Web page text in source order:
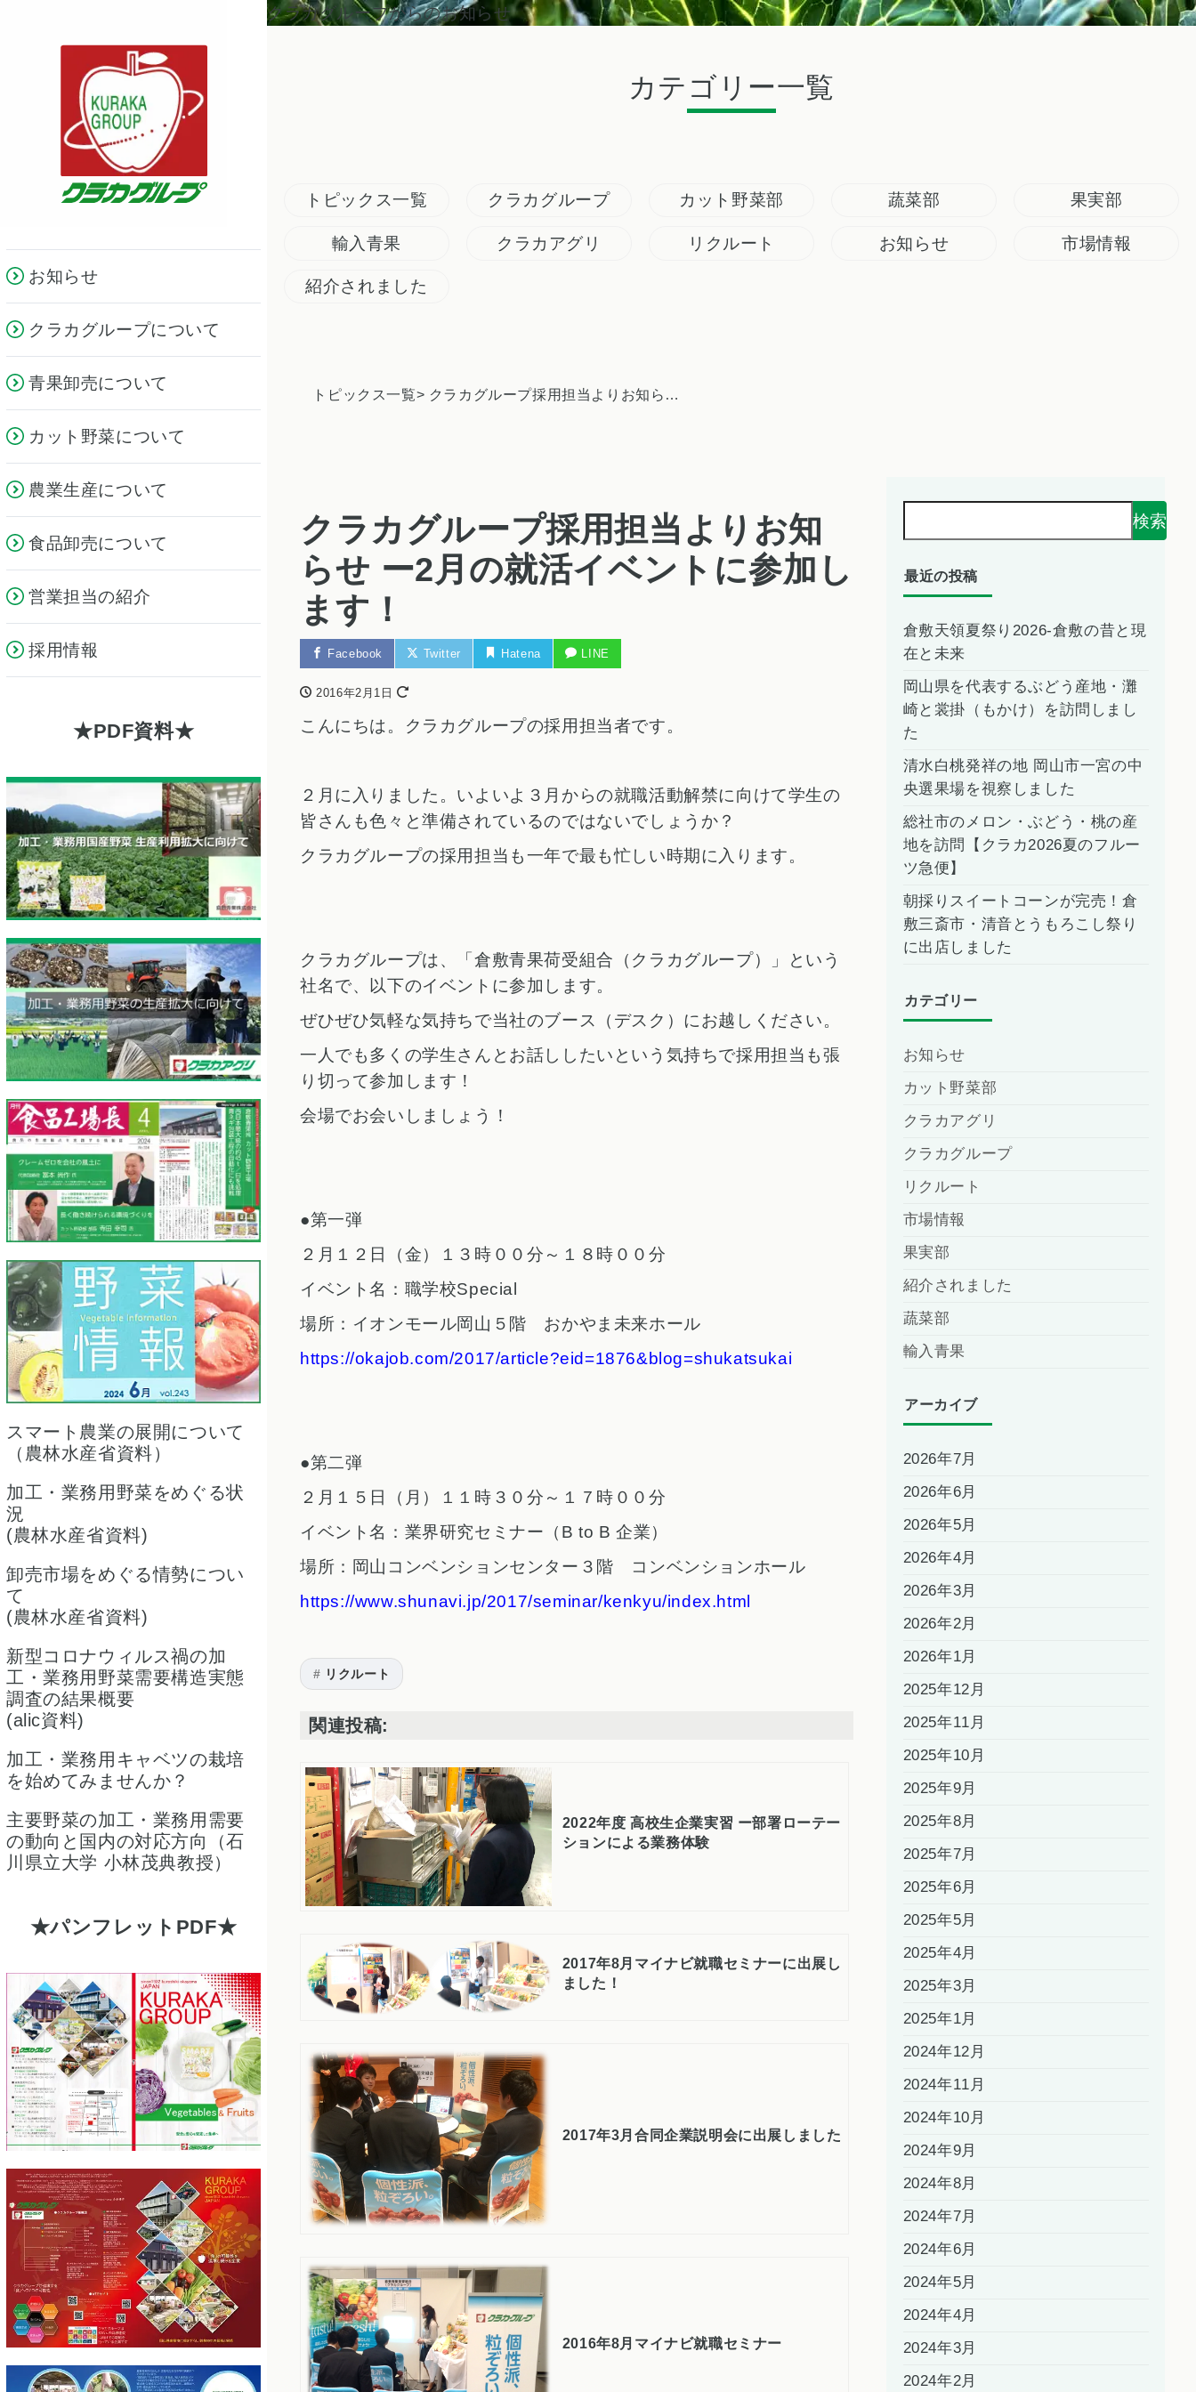
お知らせ
クラカグループについて
青果卸売について
カット野菜について
農業生産について
食品卸売について
営業担当の紹介
採用情報
PDF資料
スマート農業の展開について
（農林水産省資料）
加工・業務用野菜をめぐる状
況
(農林水産省資料)
卸売市場をめぐる情勢につい
て
(農林水産省資料)
新型コロナウィルス禍の加
工・業務用野菜需要構造実態
調査の結果概要
(alic資料)
加工・業務用キャベツの栽培
を始めてみませんか？
主要野菜の加工・業務用需要
の動向と国内の対応方向（石
川県立大学 小林茂典教授）
パンフレットPDF
クラカグループからのお知らせ
カテゴリー一覧
トピックス一覧 クラカグループ カット野菜部 蔬菜部 果実部
輸入青果 クラカアグリ リクルート お知らせ 市場情報
紹介されました
トピックス一覧 > クラカグループ採用担当よりお知らせ ー2月の就活イベントに参加します！
クラカグループ採用担当よりお知
らせ ー2月の就活イベントに参加し
ます！
Facebook Twitter Hatena LINE
2016年2月1日
こんにちは。クラカグループの採用担当者です。
２月に入りました。いよいよ３月からの就職活動解禁に向けて学生の
皆さんも色々と準備されているのではないでしょうか？
クラカグループの採用担当も一年で最も忙しい時期に入ります。
クラカグループは、「倉敷青果荷受組合（クラカグループ）」という
社名で、以下のイベントに参加します。
ぜひぜひ気軽な気持ちで当社のブース（デスク）にお越しください。
一人でも多くの学生さんとお話ししたいという気持ちで採用担当も張
り切って参加します！
会場でお会いしましょう！
●第一弾
２月１２日（金）１３時００分～１８時００分
イベント名：職学校Special
場所：イオンモール岡山５階 おかやま未来ホール
https://okajob.com/2017/article?eid=1876&blog=shukatsukai
●第二弾
２月１５日（月）１１時３０分～１７時００分
イベント名：業界研究セミナー（B to B 企業）
場所：岡山コンベンションセンター３階 コンベンションホール
https://www.shunavi.jp/2017/seminar/kenkyu/index.html
リクルート
関連投稿:
2022年度 高校生企業実習 ー部署ローテー
ションによる業務体験
2017年8月マイナビ就職セミナーに出展し
ました！
2017年3月合同企業説明会に出展しました
2016年8月マイナビ就職セミナー
検索
最近の投稿
倉敷天領夏祭り2026-倉敷の昔と現
在と未来
岡山県を代表するぶどう産地・灘
崎と裳掛（もかけ）を訪問しまし
た
清水白桃発祥の地 岡山市一宮の中
央選果場を視察しました
総社市のメロン・ぶどう・桃の産
地を訪問【クラカ2026夏のフルー
ツ急便】
朝採りスイートコーンが完売！倉
敷三斎市・清音とうもろこし祭り
に出店しました
カテゴリー
お知らせ
カット野菜部
クラカアグリ
クラカグループ
リクルート
市場情報
果実部
紹介されました
蔬菜部
輸入青果
アーカイブ
2026年7月
2026年6月
2026年5月
2026年4月
2026年3月
2026年2月
2026年1月
2025年12月
2025年11月
2025年10月
2025年9月
2025年8月
2025年7月
2025年6月
2025年5月
2025年4月
2025年3月
2025年1月
2024年12月
2024年11月
2024年10月
2024年9月
2024年8月
2024年7月
2024年6月
2024年5月
2024年4月
2024年3月
2024年2月